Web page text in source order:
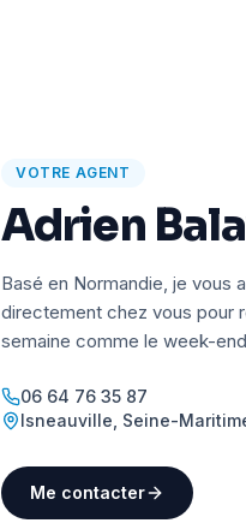
VOTRE AGENT
Adrien
Basé en Normandie, je vous
directement chez vous pour
semaine comme le week-
06 64 76 35 87
Isneauville Seine-
Me contacter